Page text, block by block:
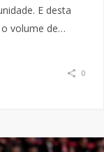
E desta
volume de…
0